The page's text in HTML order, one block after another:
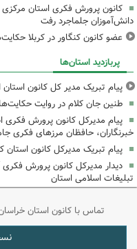
کانون پرورش فکری استان مرکزی
دانش‌آموزان جلماجرد رفت
عضو کانون کنگاور در کربلا
پربازدید استان‌ها
پیام تبریک مدیر کل کانون استان
طنین جان کلام در روایت
پیام مدیرکل کانون پرورش فکری
خبرنگاران، حافظان مرزهای فکری
پیام تبریک مدیرکل کانون استان
دیدار مدیرکل کانون پرورش
تبلیغات اسلامی استان
تماس با کانون استان